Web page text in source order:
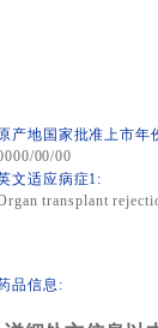
产地国家批准上市年
00/00
文适应病症1:
transplant
品信息: